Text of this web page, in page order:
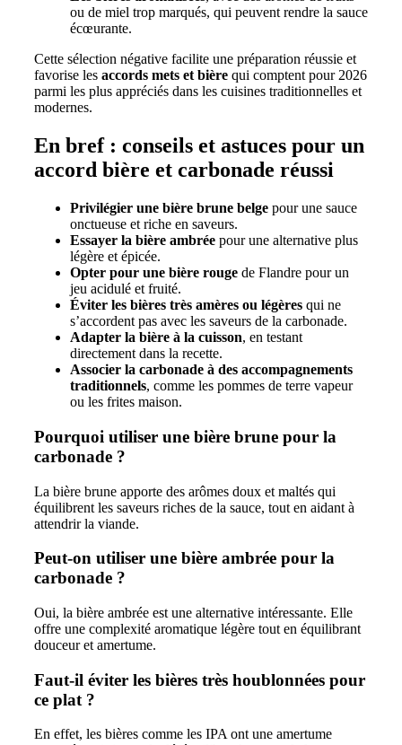
ou de miel trop marqués, qui peuvent rendre la sauce
écœurante.
Cette sélection négative facilite une préparation réussie et
favorise les accords mets et bière qui comptent pour 2026
parmi les plus appréciés dans les cuisines traditionnelles et
modernes.
En bref : conseils et astuces pour un
accord bière et carbonade réussi
Privilégier une bière brune belge pour une sauce
onctueuse et riche en saveurs.
Essayer la bière ambrée pour une alternative plus
légère et épicée.
Opter pour une bière rouge de Flandre pour un
jeu acidulé et fruité.
Éviter les bières très amères ou légères qui ne
s’accordent pas avec les saveurs de la carbonade.
Adapter la bière à la cuisson, en testant
directement dans la recette.
Associer la carbonade à des accompagnements
traditionnels, comme les pommes de terre vapeur
ou les frites maison.
Pourquoi utiliser une bière brune pour la
carbonade ?
La bière brune apporte des arômes doux et maltés qui
équilibrent les saveurs riches de la sauce, tout en aidant à
attendrir la viande.
Peut-on utiliser une bière ambrée pour la
carbonade ?
Oui, la bière ambrée est une alternative intéressante. Elle
offre une complexité aromatique légère tout en équilibrant
douceur et amertume.
Faut-il éviter les bières très houblonnées pour
ce plat ?
En effet, les bières comme les IPA ont une amertume